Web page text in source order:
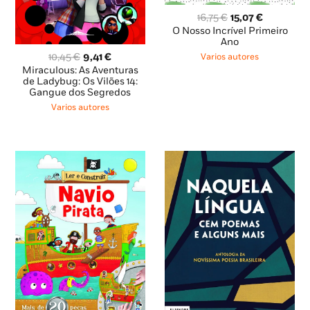
10,45€ O
preço
original
era:
10,45 €.
9,41€O
preço
atual
é:
Miraculous: As Aventuras
de Ladybug: Os Vilões 14:
Gangue dos Segredos
Varios autores
16,75€ O
preço
original
era:
15,07€O
preço
O Nosso Incrível Primeiro
Ano
Varios autores